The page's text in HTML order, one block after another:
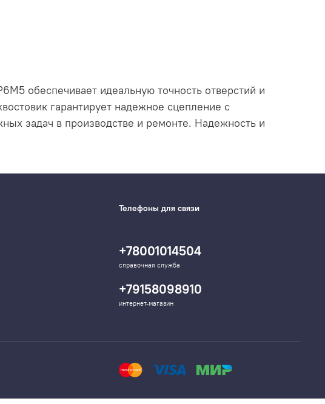
обеспечивает идеальную точность отверстий и
гарантирует надежное сцепление с
задач в производстве и ремонте. Надежность и
Телефоны для связи
+78001014504
справочная служба
+79158098910
интернет-магазин